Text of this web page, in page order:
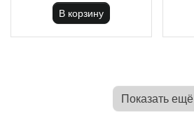
В корзину
Показать ещё